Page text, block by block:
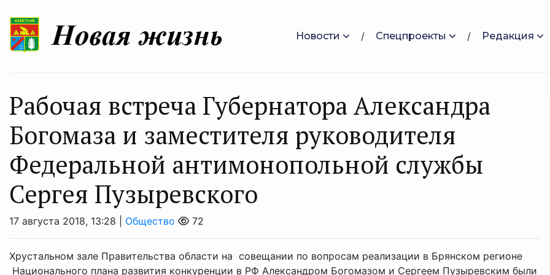
Новости Спецпроекты Редакция
Рабочая встреча Губернатора Александра
Богомаза и заместителя руководителя
Федеральной антимонопольной службы
Сергея Пузыревского
17 августа 2018, 13:28 | Общество 72
Хрустальном зале Правительства области на совещании по вопросам реализации в Брянском регионе
Национального плана развития конкуренции в РФ Александром Богомазом и Сергеем Пузыревским были